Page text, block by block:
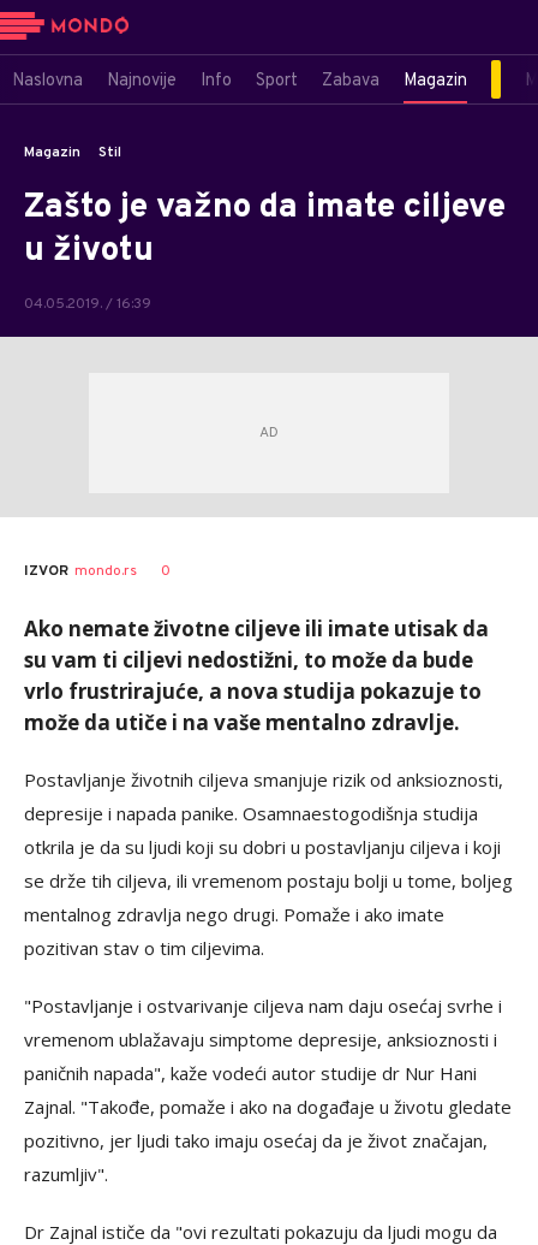
Naslovna Najnovije Info Sport Zabava Magazin
Magazin Stil
Zašto je važno da imate ciljeve
u životu
04.05.2019. / 16:39
IZVOR mondo.rs 0
Ako nemate životne ciljeve ili imate utisak da
su vam ti ciljevi nedostižni, to može da bude
vrlo frustrirajuće, a nova studija pokazuje to
može da utiče i na vaše mentalno zdravlje.
Postavljanje životnih ciljeva smanjuje rizik od anksioznosti,
depresije i napada panike. Osamnaestogodišnja studija
otkrila je da su ljudi koji su dobri u postavljanju ciljeva i koji
se drže tih ciljeva, ili vremenom postaju bolji u tome, boljeg
mentalnog zdravlja nego drugi. Pomaže i ako imate
pozitivan stav o tim ciljevima.
"Postavljanje i ostvarivanje ciljeva nam daju osećaj svrhe i
vremenom ublažavaju simptome depresije, anksioznosti i
paničnih napada", kaže vodeći autor studije dr Nur Hani
Zajnal. "Takođe, pomaže i ako na događaje u životu gledate
pozitivno, jer ljudi tako imaju osećaj da je život značajan,
razumljiv".
Dr Zajnal ističe da "ovi rezultati pokazuju da ljudi mogu da